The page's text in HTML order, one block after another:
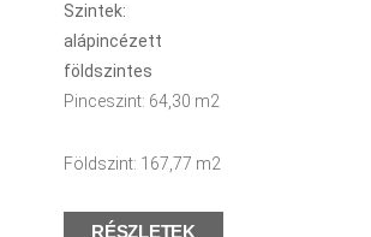
Szintek:
alápincézett
földszintes
Pinceszint: 64,30 m2
Földszint: 167,77 m2
RÉSZLETEK